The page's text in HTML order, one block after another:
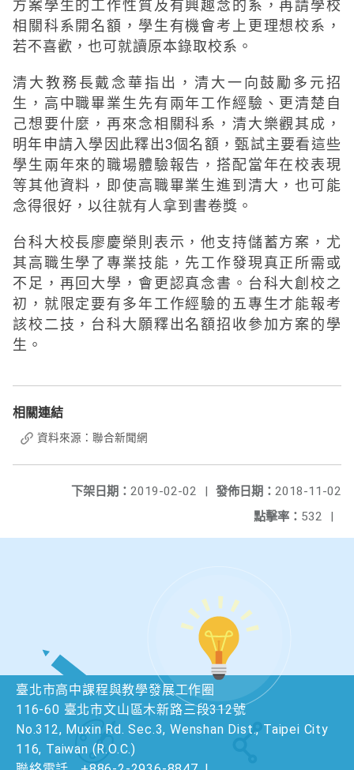
方案學生的工作性質及有興趣念的系，再請學校
相關科系開名額，學生有機會考上更理想校系，
若不喜歡，也可就讀原本錄取校系。
清大教務長戴念華指出，清大一向鼓勵多元招
生，高中職畢業生先有兩年工作經驗、更清楚自
己想要什麼，再來念相關科系，清大樂觀其成，
明年申請入學因此釋出3個名額，甄試主要看這些
學生兩年來的職場體驗報告，搭配當年在校表現
等其他資料，即使高職畢業生進到清大，也可能
念得很好，以往就有人拿到書卷獎。
台科大校長廖慶榮則表示，他支持儲蓄方案，尤
其高職生學了專業技能，先工作發現真正所需或
不足，再回大學，會更認真念書。台科大創校之
初，就限定要有多年工作經驗的五專生才能報考
該校二技，台科大願釋出名額招收參加方案的學
生。
相關連結
資料來源：聯合新聞網
發佈日期： 2018-11-02
下架日期： 2019-02-02
|
點擊率： 532 |
臺北市高中課程與教學發展工作圈
116-60 臺北市文山區木新路三段312號
No.312, Muxin Rd. Sec.3, Wenshan Dist., Taipei City
116, Taiwan (R.O.C.)